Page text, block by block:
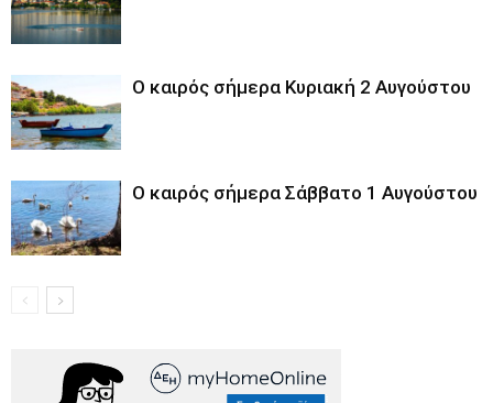
Ο καιρός σήμερα Κυριακή 2 Αυγούστου
Ο καιρός σήμερα Σάββατο 1 Αυγούστου